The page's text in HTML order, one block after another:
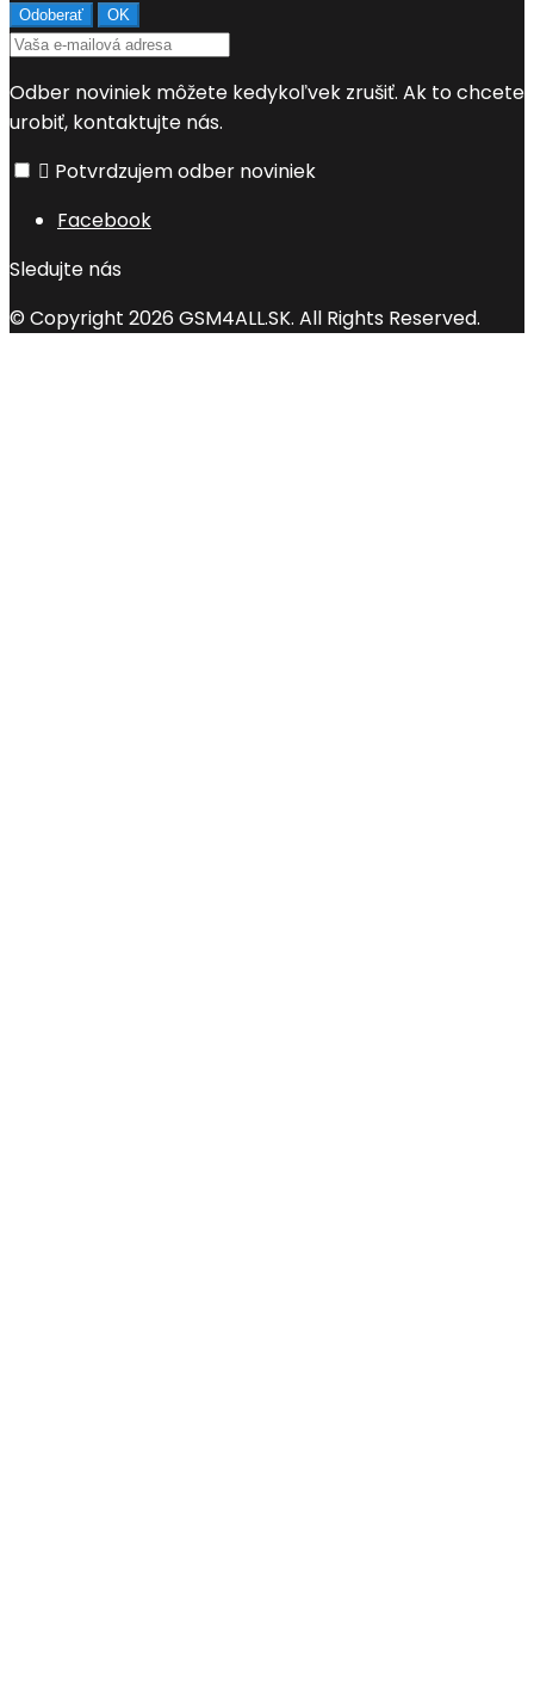
Odber noviniek môžete kedykoľvek zrušiť. Ak to chcete
urobiť, kontaktujte nás.
 Potvrdzujem odber noviniek
Facebook
Sledujte nás
© Copyright 2026 GSM4ALL.SK. All Rights Reserved.